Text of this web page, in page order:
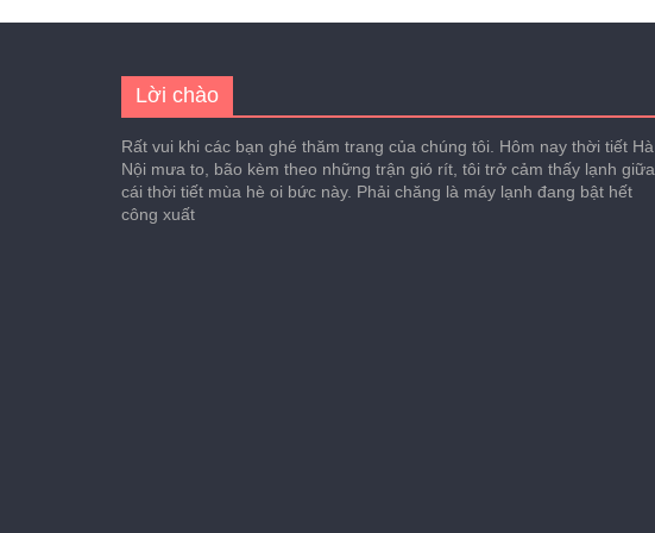
Lời chào
Rất vui khi các bạn ghé thăm trang của chúng tôi. Hôm nay thời tiết Hà
Nội mưa to, bão kèm theo những trận gió rít, tôi trở cảm thấy lạnh giữa
cái thời tiết mùa hè oi bức này. Phải chăng là máy lạnh đang bật hết
công xuất